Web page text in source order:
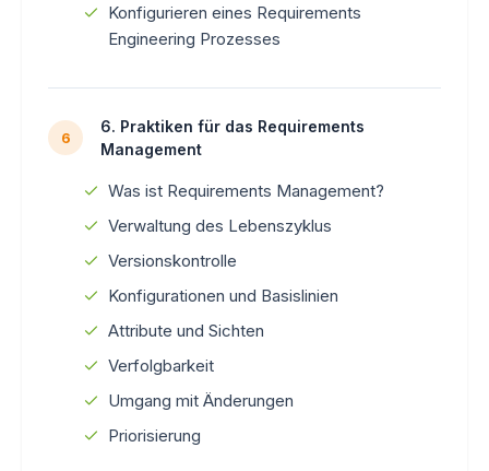
Konfigurieren eines Requirements
Engineering Prozesses
6
6. Praktiken für das Requirements
Management
Was ist Requirements Management?
Verwaltung des Lebenszyklus
Versionskontrolle
Konfigurationen und Basislinien
Attribute und Sichten
Verfolgbarkeit
Umgang mit Änderungen
Priorisierung